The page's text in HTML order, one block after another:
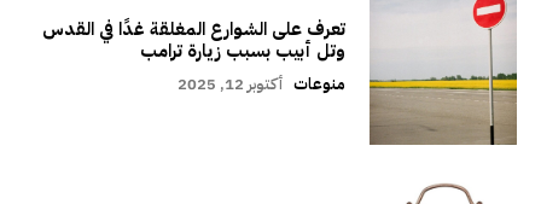
تعرف على الشوارع المغلقة غدًا في القدس
وتل أبيب بسبب زيارة ترامب
منوعات أكتوبر 12, 2025